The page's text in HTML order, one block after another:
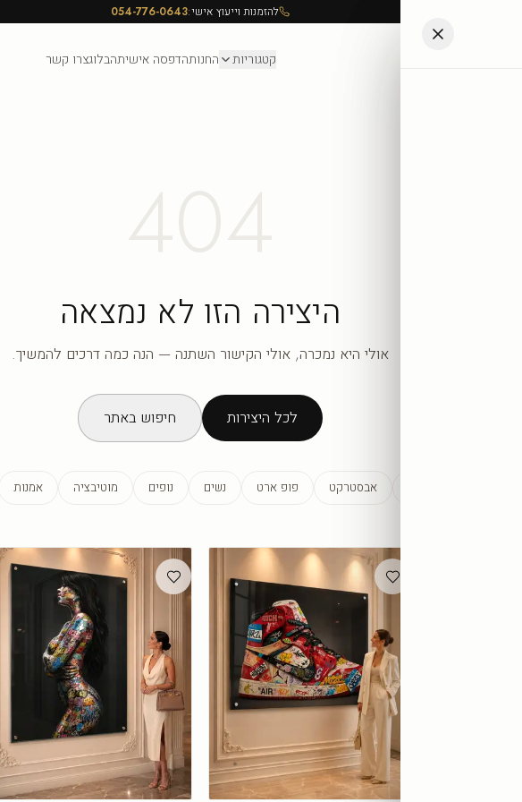
להזמנות וייעוץ אישי:054-776-0643
קטגוריות החנותהדפסה אישיתהבלוגצרו קשר
היצירה הזו לא נמצאה
אולי היא נמכרה, אולי הקישור השתנה — הנה כמה דרכים להמשיך.
לכל היצירות חיפוש באתר
אבסטרקט פופ ארט נשים נופים מוטיבציה אמנות